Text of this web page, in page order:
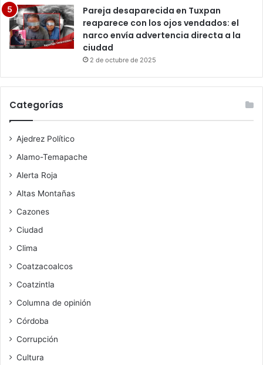
Pareja desaparecida en Tuxpan
reaparece con los ojos vendados: el
narco envía advertencia directa a la
ciudad
2 de octubre de 2025
Categorías
Ajedrez Político
Alamo-Temapache
Alerta Roja
Altas Montañas
Cazones
Ciudad
Clima
Coatzacoalcos
Coatzintla
Columna de opinión
Córdoba
Corrupción
Cultura